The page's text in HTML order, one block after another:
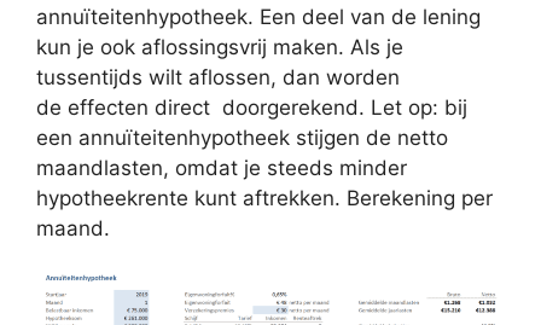
annuïteitenhypotheek. Een deel van de lening
kun je ook aflossingsvrij maken. Als je
tussentijds wilt aflossen, dan worden
de effecten direct doorgerekend. Let op: bij
een annuïteitenhypotheek stijgen de netto
maandlasten, omdat je steeds minder
hypotheekrente kunt aftrekken. Berekening per
maand.